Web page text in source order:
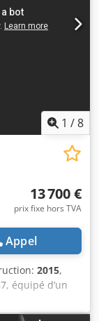
1 /8
13 700 €
prix fixe hors TVA
Appel
2015,
équipé d’un
complète.
min ;